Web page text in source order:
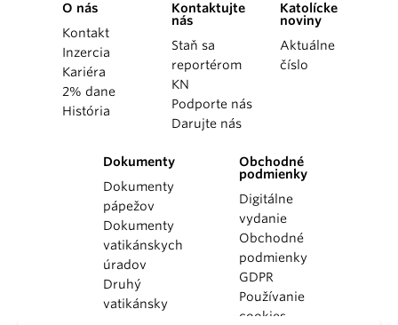
O nás
Kontakt
Inzercia
Kariéra
2% dane
História
Kontaktujte
nás
Staň sa
reportérom
KN
Podporte nás
Darujte nás
Katolícke
noviny
Aktuálne
číslo
Dokumenty
Dokumenty
pápežov
Dokumenty
vatikánskych
úradov
Druhý
vatikánsky
Obchodné
podmienky
Digitálne
vydanie
Obchodné
podmienky
GDPR
Používanie
cookies